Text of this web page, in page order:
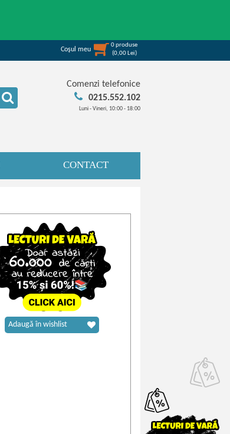
Coşul meu
0produse
(0,00 Lei)
Comenzi telefonice
0215.552.102
Luni - Vineri, 10:00 - 18:00
CONTACT
Adaugă în wishlist